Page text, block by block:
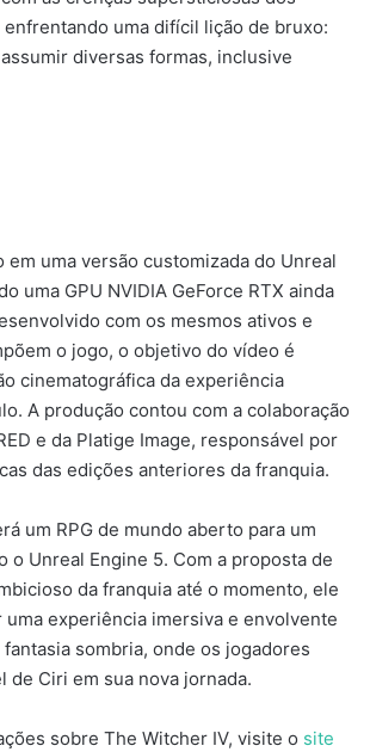
uma difícil lição de bruxo:
diversas formas, inclusive
em uma versão customizada do Unreal
uma GPU NVIDIA GeForce RTX ainda
com os mesmos ativos e
o jogo, o objetivo do vídeo é
cinematográfica da experiência
A produção contou com a colaboração
e da Platige Image, responsável por
das edições anteriores da franquia.
um RPG de mundo aberto para um
o Unreal Engine 5. Com a proposta de
da franquia até o momento, ele
experiência imersiva e envolvente
sombria, onde os jogadores
de Ciri em sua nova jornada.
sobre The Witcher IV, visite o site